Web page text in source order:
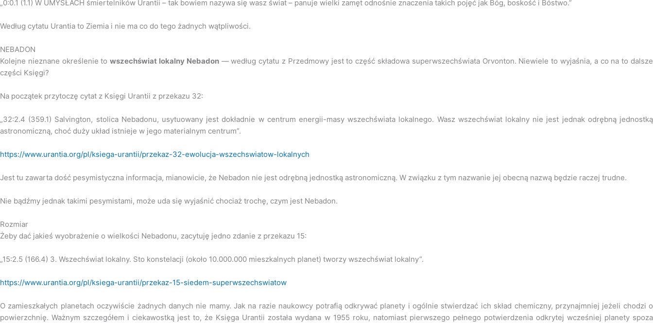
„0:0.1 (1.1) W UMYSŁACH śmiertelników Urantii – tak bowiem nazywa się wasz świat – panuje wielki zamęt odnośnie znaczenia takich pojęć jak Bóg, boskość i Bóstwo.”
Według cytatu Urantia to Ziemia i nie ma co do tego żadnych wątpliwości.
NEBADON
Kolejne nieznane określenie towszechświat lokalny Nebadon— według cytatu z Przedmowy jest to część składowa superwszechświata Orvonton. Niewiele to wyjaśnia, a co na to dalsze
części Księgi?
Na początek przytoczę cytat z Księgi Urantii z przekazu 32:
„32:2.4 (359.1) Salvington, stolica Nebadonu, usytuowany jest dokładnie w centrum energii-masy wszechświata lokalnego. Wasz wszechświat lokalny nie jest jednak odrębną jednostką
astronomiczną, choć duży układ istnieje w jego materialnym centrum”.
https://www.urantia.org/pl/ksiega-urantii/przekaz-32-ewolucja-wszechswiatow-lokalnych
Jest tu zawarta dość pesymistyczna informacja, mianowicie, że Nebadon nie jest odrębną jednostką astronomiczną. W związku z tym nazwanie jej obecną nazwą będzie raczej trudne.
Nie bądźmy jednak takimi pesymistami, może uda się wyjaśnić chociaż trochę, czym jest Nebadon.
Rozmiar
Żeby dać jakieś wyobrażenie o wielkości Nebadonu, zacytuję jedno zdanie z przekazu 15:
„15:2.5 (166.4) 3. Wszechświat lokalny. Sto konstelacji (około 10.000.000 mieszkalnych planet) tworzy wszechświat lokalny”.
https://www.urantia.org/pl/ksiega-urantii/przekaz-15-siedem-superwszechswiatow
O zamieszkałych planetach oczywiście żadnych danych nie mamy. Jak na razie naukowcy potrafią odkrywać planety i ogólnie stwierdzać ich skład chemiczny, przynajmniej jeżeli chodzi o
powierzchnię. Ważnym szczegółem i ciekawostką jest to, że Księga Urantii została wydana w 1955 roku, natomiast pierwszego pełnego potwierdzenia odkrytej wcześniej planety spoza